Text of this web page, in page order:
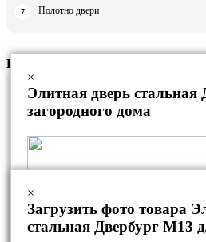
Полотно двери
К-5
×
Элитная дверь
загородного дома
×
Загрузить фото товара
стальная Двербург М13